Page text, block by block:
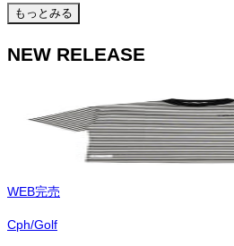
もっとみる
NEW RELEASE
WEB完売
Cph/Golf